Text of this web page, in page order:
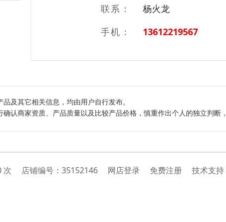
联系：
杨火龙
手机：
13612219567
及其它相关信息，均由用户自行发布。
认商家资质、产品质量以及比较产品价格，慎重作出个人的独立判断
次 店铺编号： 35152146 网店登录 免费注册 技术支持